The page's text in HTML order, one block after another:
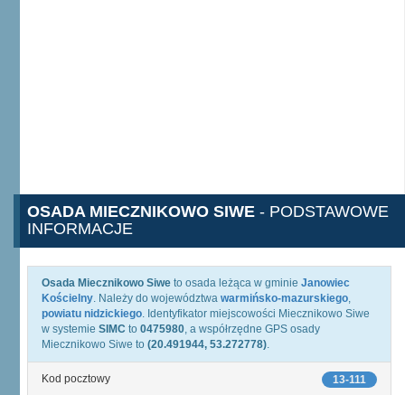
OSADA MIECZNIKOWO SIWE - PODSTAWOWE
INFORMACJE
Osada Miecznikowo Siwe to osada leżąca w gminie Janowiec
Kościelny. Należy do województwa warmińsko-mazurskiego,
powiatu nidzickiego. Identyfikator miejscowości Miecznikowo Siwe
w systemie SIMC to 0475980, a współrzędne GPS osady
Miecznikowo Siwe to (20.491944, 53.272778).
13-111
Kod pocztowy